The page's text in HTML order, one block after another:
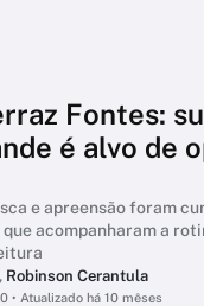
Fontes:
é alvo de
e apreensão foram
acompanharam a
, Robinson Cerantula
• Atualizado há 10 mêses